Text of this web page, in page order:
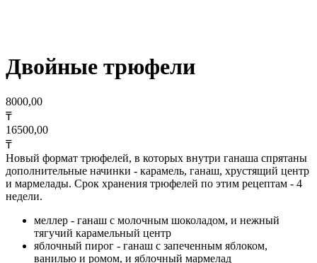
Двойные трюфели
8000,00
₸
16500,00
₸
Новый формат трюфелей, в которых внутри ганаша спрятаны
дополнительные начинки - карамель, ганаш, хрустящий центр
и мармелады. Срок хранения трюфелей по этим рецептам - 4
недели.
меллер - ганаш с молочным шоколадом, и нежный
тягучий карамельный центр
яблочный пирог - ганаш с запеченным яблоком,
ванилью и ромом, и яблочный мармелад